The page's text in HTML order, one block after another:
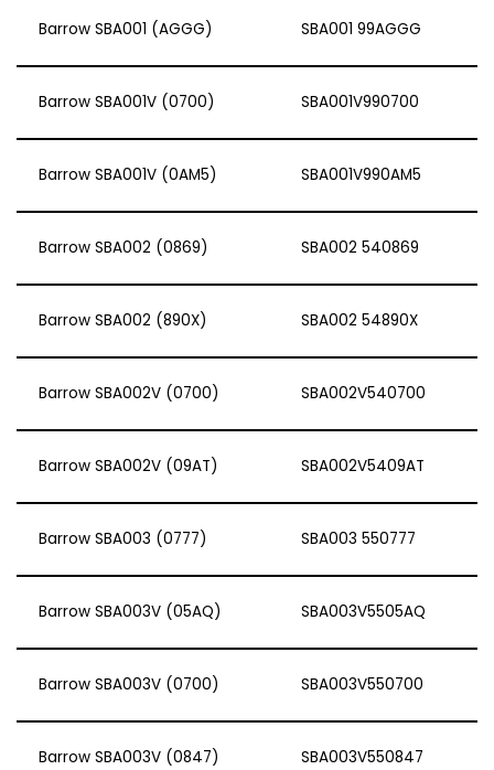
Barrow SBA001 (AGGG) SBA001 99AGGG
Barrow SBA001V (0700) SBA001V990700
Barrow SBA001V (0AM5) SBA001V990AM5
Barrow SBA002 (0869) SBA002 540869
Barrow SBA002 (890X) SBA002 54890X
Barrow SBA002V (0700) SBA002V540700
Barrow SBA002V (09AT) SBA002V5409AT
Barrow SBA003 (0777) SBA003 550777
Barrow SBA003V (05AQ) SBA003V5505AQ
Barrow SBA003V (0700) SBA003V550700
Barrow SBA003V (0847) SBA003V550847